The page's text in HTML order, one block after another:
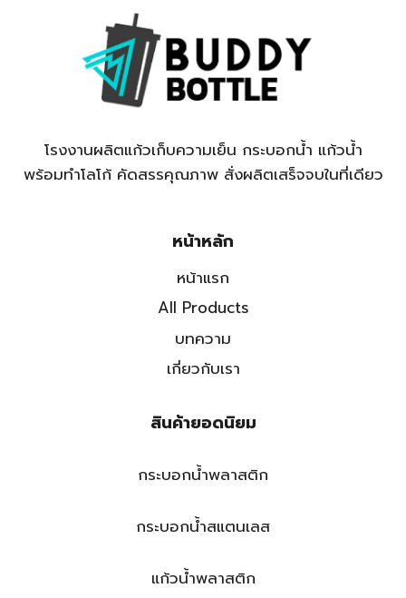
โรงงานผลิตแก้วเก็บความเย็น กระบอกน้ำ แก้วน้ำ
พร้อมทำโลโก้ คัดสรรคุณภาพ สั่งผลิตเสร็จจบในที่เดียว
หน้าหลัก
หน้าแรก
All Products
บทความ
เกี่ยวกับเรา
สินค้ายอดนิยม
กระบอกน้ำพลาสติก
กระบอกน้ำสแตนเลส
แก้วน้ำพลาสติก